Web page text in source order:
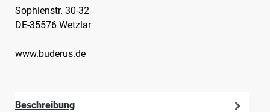
Sophienstr. 30-32
DE-35576 Wetzlar
www.buderus.de
Beschreibung